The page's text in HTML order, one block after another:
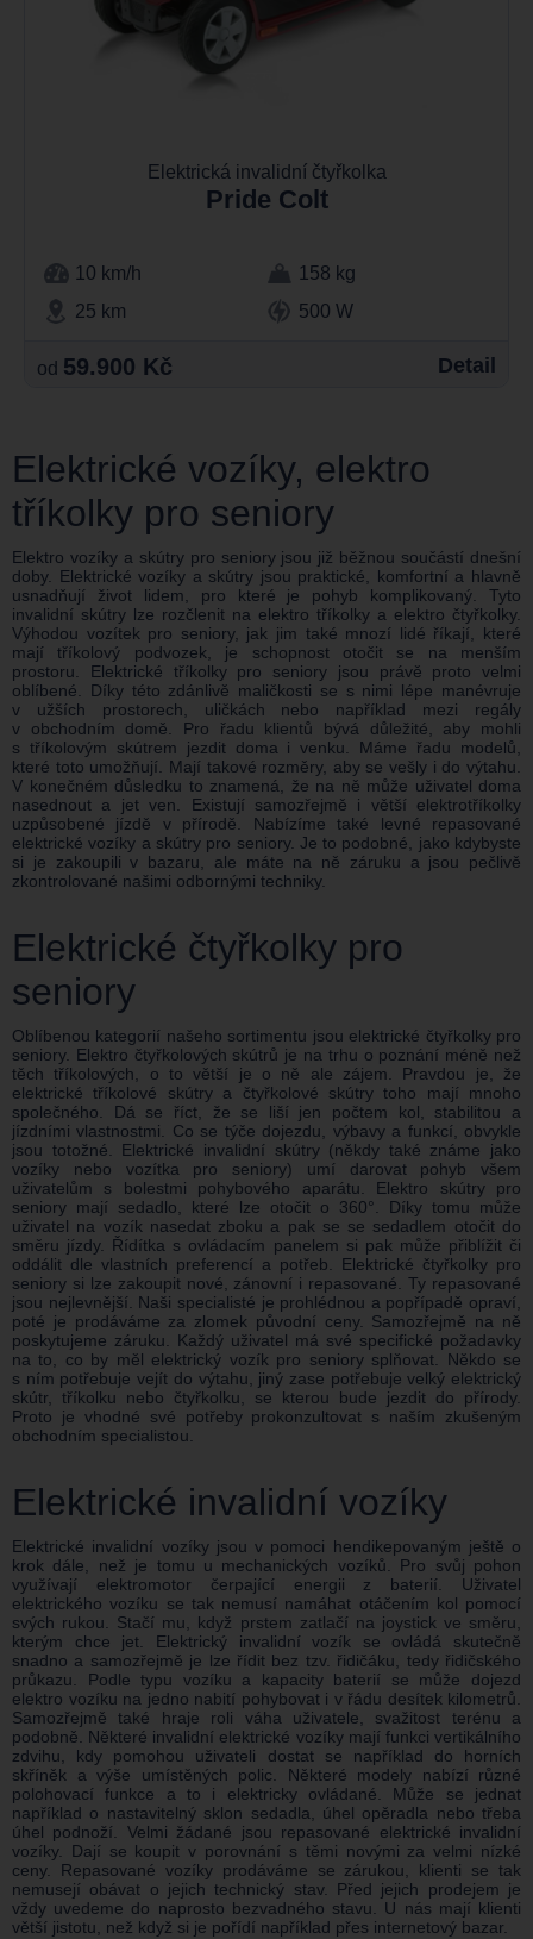
Elektrická invalidní čtyřkolka
Pride Colt
10 km/h
158 kg
25 km
500 W
od 59.900 Kč Detail
Elektrické vozíky, elektro
tříkolky pro seniory
Elektro vozíky a skútry pro seniory jsou již běžnou součástí dnešní
doby. Elektrické vozíky a skútry jsou praktické, komfortní a hlavně
usnadňují život lidem, pro které je pohyb komplikovaný. Tyto
invalidní skútry lze rozčlenit na elektro tříkolky a elektro čtyřkolky.
Výhodou vozítek pro seniory, jak jim také mnozí lidé říkají, které
mají tříkolový podvozek, je schopnost otočit se na menším
prostoru. Elektrické tříkolky pro seniory jsou právě proto velmi
oblíbené. Díky této zdánlivě maličkosti se s nimi lépe manévruje
v užších prostorech, uličkách nebo například mezi regály
v obchodním domě. Pro řadu klientů bývá důležité, aby mohli
s tříkolovým skútrem jezdit doma i venku. Máme řadu modelů,
které toto umožňují. Mají takové rozměry, aby se vešly i do výtahu.
V konečném důsledku to znamená, že na ně může uživatel doma
nasednout a jet ven. Existují samozřejmě i větší elektrotříkolky
uzpůsobené jízdě v přírodě. Nabízíme také levné repasované
elektrické vozíky a skútry pro seniory. Je to podobné, jako kdybyste
si je zakoupili v bazaru, ale máte na ně záruku a jsou pečlivě
zkontrolované našimi odbornými techniky.
Elektrické čtyřkolky pro
seniory
Oblíbenou kategorií našeho sortimentu jsou elektrické čtyřkolky pro
seniory. Elektro čtyřkolových skútrů je na trhu o poznání méně než
těch tříkolových, o to větší je o ně ale zájem. Pravdou je, že
elektrické tříkolové skútry a čtyřkolové skútry toho mají mnoho
společného. Dá se říct, že se liší jen počtem kol, stabilitou a
jízdními vlastnostmi. Co se týče dojezdu, výbavy a funkcí, obvykle
jsou totožné. Elektrické invalidní skútry (někdy také známe jako
vozíky nebo vozítka pro seniory) umí darovat pohyb všem
uživatelům s bolestmi pohybového aparátu. Elektro skútry pro
seniory mají sedadlo, které lze otočit o 360°. Díky tomu může
uživatel na vozík nasedat zboku a pak se se sedadlem otočit do
směru jízdy. Řídítka s ovládacím panelem si pak může přiblížit či
oddálit dle vlastních preferencí a potřeb. Elektrické čtyřkolky pro
seniory si lze zakoupit nové, zánovní i repasované. Ty repasované
jsou nejlevnější. Naši specialisté je prohlédnou a popřípadě opraví,
poté je prodáváme za zlomek původní ceny. Samozřejmě na ně
poskytujeme záruku. Každý uživatel má své specifické požadavky
na to, co by měl elektrický vozík pro seniory splňovat. Někdo se
s ním potřebuje vejít do výtahu, jiný zase potřebuje velký elektrický
skútr, tříkolku nebo čtyřkolku, se kterou bude jezdit do přírody.
Proto je vhodné své potřeby prokonzultovat s naším zkušeným
obchodním specialistou.
Elektrické invalidní vozíky
Elektrické invalidní vozíky jsou v pomoci hendikepovaným ještě o
krok dále, než je tomu u mechanických vozíků. Pro svůj pohon
využívají elektromotor čerpající energii z baterií. Uživatel
elektrického vozíku se tak nemusí namáhat otáčením kol pomocí
svých rukou. Stačí mu, když prstem zatlačí na joystick ve směru,
kterým chce jet. Elektrický invalidní vozík se ovládá skutečně
snadno a samozřejmě je lze řídit bez tzv. řidičáku, tedy řidičského
průkazu. Podle typu vozíku a kapacity baterií se může dojezd
elektro vozíku na jedno nabití pohybovat i v řádu desítek kilometrů.
Samozřejmě také hraje roli váha uživatele, svažitost terénu a
podobně. Některé invalidní elektrické vozíky mají funkci vertikálního
zdvihu, kdy pomohou uživateli dostat se například do horních
skříněk a výše umístěných polic. Některé modely nabízí různé
polohovací funkce a to i elektricky ovládané. Může se jednat
například o nastavitelný sklon sedadla, úhel opěradla nebo třeba
úhel podnoží. Velmi žádané jsou repasované elektrické invalidní
vozíky. Dají se koupit v porovnání s těmi novými za velmi nízké
ceny. Repasované vozíky prodáváme se zárukou, klienti se tak
nemusejí obávat o jejich technický stav. Před jejich prodejem je
vždy uvedeme do naprosto bezvadného stavu. U nás mají klienti
větší jistotu, než když si je pořídí například přes internetový bazar.